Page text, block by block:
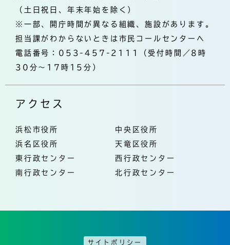
（土日祝日、年末年始を除く）
※一部、開庁時間が異なる組織、施設があります。
担当課がわからないときは市民コールセンターへ
電話番号：053-457-2111（受付時間／8時
30分～17時15分）
アクセス
浜松市役所
中央区役所
浜名区役所
天竜区役所
東行政センター
西行政センター
南行政センター
北行政センター
サイトポリシー